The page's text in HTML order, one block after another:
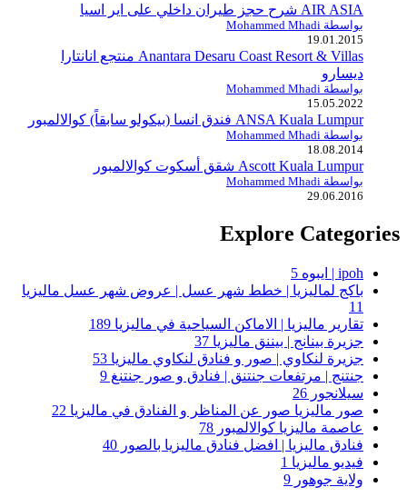
AIR ASIA شرح حجز طيران داخلي على اير اسيا
بواسطة Mohammed Mhadi
19.01.2015
Anantara Desaru Coast Resort & Villas منتجع انانتارا
ديسارو
بواسطة Mohammed Mhadi
15.05.2022
ANSA Kuala Lumpur فندق انسا (بيكولو سابقاً) كوالالمبور
بواسطة Mohammed Mhadi
18.08.2014
Ascott Kuala Lumpur شقق أسكوت كوالالمبور
بواسطة Mohammed Mhadi
29.06.2016
Explore Categories
ipoh | ايبوه
5
باكج لماليزيا | خطط شهر عسل | عروض شهر عسل ماليزيا
11
تقارير ماليزيا | الاماكن السياحية في ماليزيا 189
جزيرة بينانج | بيننق ماليزيا 37
جزيرة لنكاوي | صور و فنادق لنكاوي ماليزيا 53
جنتنج | مرتفعات جنتنق | فنادق و صور جنتنغ 9
سيلانجور 26
صور ماليزيا صور عن المناظر و الفنادق في ماليزيا 22
عاصمة ماليزيا كوالالمبور 78
فنادق ماليزيا | افضل فنادق ماليزيا بالصور 40
فيديو ماليزيا 1
ولاية جوهور 9